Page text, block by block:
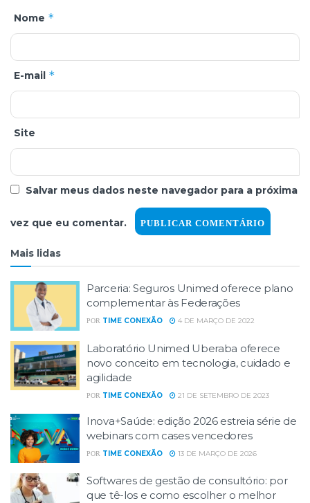
Nome *
E-mail *
Site
Salvar meus dados neste navegador para a próxima
vez que eu comentar.
Mais lidas
Parceria: Seguros Unimed oferece plano
complementar às Federações
POR TIME CONEXÃO 4 DE MARÇO DE 2022
Laboratório Unimed Uberaba oferece
novo conceito em tecnologia, cuidado e
agilidade
POR TIME CONEXÃO 21 DE SETEMBRO DE 2023
Inova+Saúde: edição 2026 estreia série de
webinars com cases vencedores
POR TIME CONEXÃO 13 DE MARÇO DE 2026
Softwares de gestão de consultório: por
que tê-los e como escolher o melhor